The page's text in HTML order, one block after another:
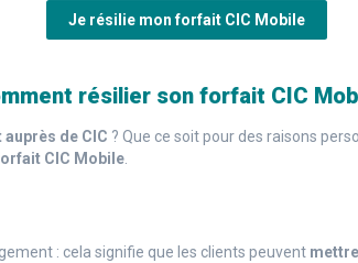
Je résilie mon forfait CIC Mobile
résilier son forfait CIC
de CIC ? Que ce soit pour des raisons
CIC Mobile
: cela signifie que les clients peuvent